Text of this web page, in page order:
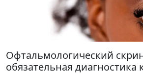
Офтальмологический
обязательная диагностика